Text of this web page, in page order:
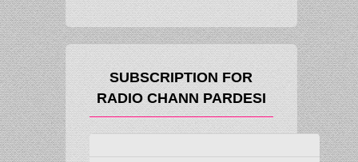
SUBSCRIPTION FOR
RADIO CHANN PARDESI